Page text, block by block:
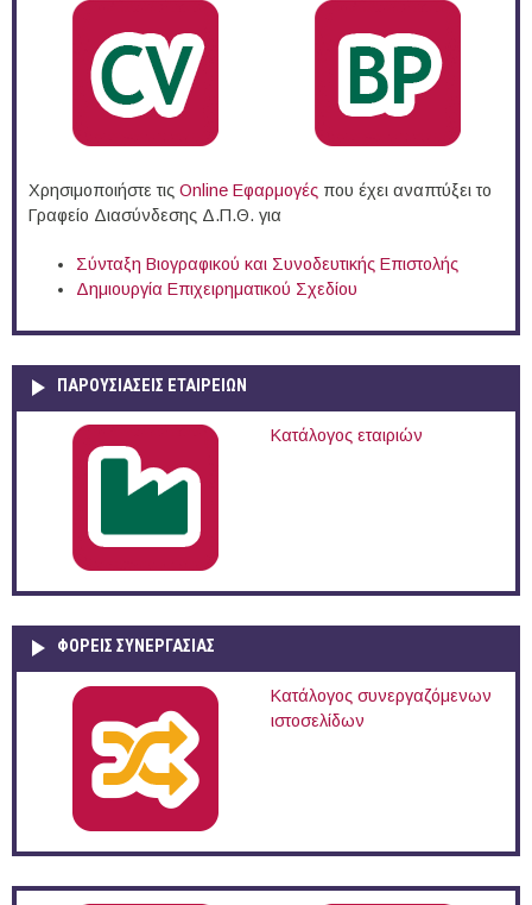
Χρησιμοποιήστε τις Online Eφαρμογές που έχει αναπτύξει το
Γραφείο Διασύνδεσης Δ.Π.Θ. για
Σύνταξη Βιογραφικού και Συνοδευτικής Επιστολής
Δημιουργία Επιχειρηματικού Σχεδίου
ΠΑΡΟΥΣΙΆΣΕΙΣ ΕΤΑΙΡΕΙΏΝ
Κατάλογος εταιριών
ΦΟΡΕΙΣ ΣΥΝΕΡΓΑΣΙΑΣ
Κατάλογος συνεργαζόμενων
ιστοσελίδων